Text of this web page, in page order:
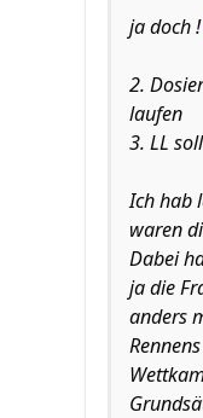
ja doch !
2.
laufen
3. LL
Ich hab
waren
Dabei
ja die
anders